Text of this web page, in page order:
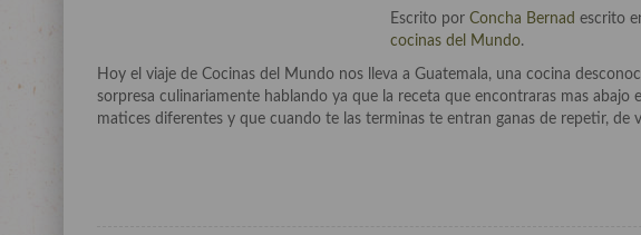
Escrito porConcha Bernad escrito
cocinas del Mundo.
Hoy el viaje de Cocinas del Mundo nos lleva a Guatemala, una cocina
sorpresa culinariamente hablando ya que la receta que encontraras mas abajo
matices diferentes y que cuando te las terminas te entran ganas de repetir, de